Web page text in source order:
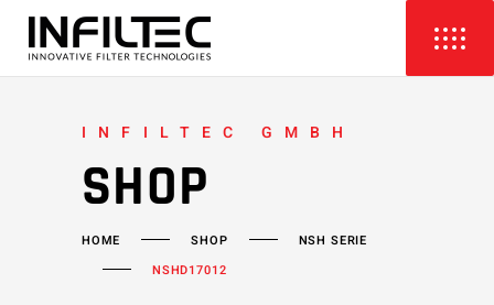
INFILTEC GMBH
SHOP
HOME SHOP
NSH SERIE
NSHD17012